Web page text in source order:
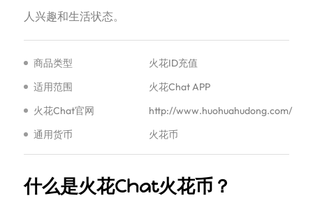
人兴趣和生活状态。
商品类型
火花ID充值
适用范围
火花Chat APP
火花Chat官网
http://www.huohuahudong.com/
通用货币
火花币
什么是火花Chat火花币？